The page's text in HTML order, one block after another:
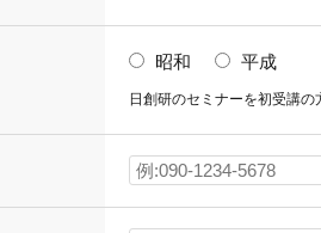
昭和 平成
日創研のセミナーを初受講